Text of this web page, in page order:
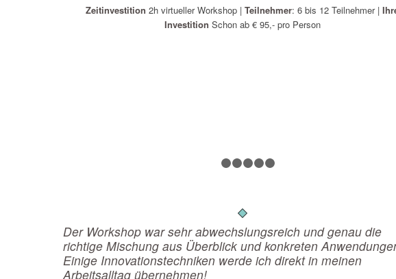
Zeitinvestition2h virtueller Workshop |Teilnehmer: 6 bis 12 Teilnehmer |
Investition Schon ab € 95,- pro Person
Der Workshop war sehr abwechslungsreich und genau die
richtige Mischung aus Überblick und konkreten
Einige Innovationstechniken werde ich direkt in meinen
Arbeitsalltag übernehmen!